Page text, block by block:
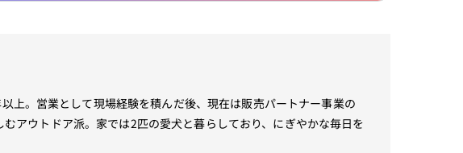
上。営業として現場経験を積んだ後、現在は販売パートナー事業の
アウトドア派。家では2匹の愛犬と暮らしており、にぎやかな毎日を